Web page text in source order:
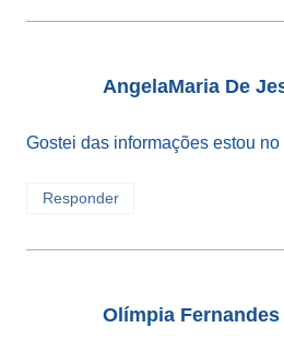
AngelaMaria De
Gostei das informações estou
Responder
Olímpia Fernandes